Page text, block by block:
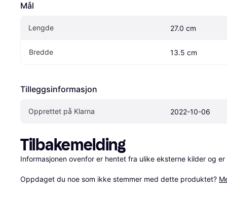
Mål
Lengde 27.0 cm
Bredde 13.5 cm
Tilleggsinformasjon
Opprettet på Klarna 2022-10-06
Tilbakemelding
Informasjonen ovenfor er hentet fra ulike eksterne kilder og
Oppdaget du noe som ikke stemmer med dette produktet?